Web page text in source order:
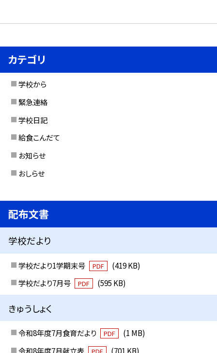
カテゴリ
学校から
緊急連絡
学校日記
給食こんだて
お知らせ
おしらせ
配布文書
学校だより
学校だより1学期末号 PDF
(419 KB)
学校だより7月号
PDF (595 KB)
きゅうしょく
令和8年度7月食育だより PDF
(1 MB)
令和8年度7月献立表
PDF (701 KB)